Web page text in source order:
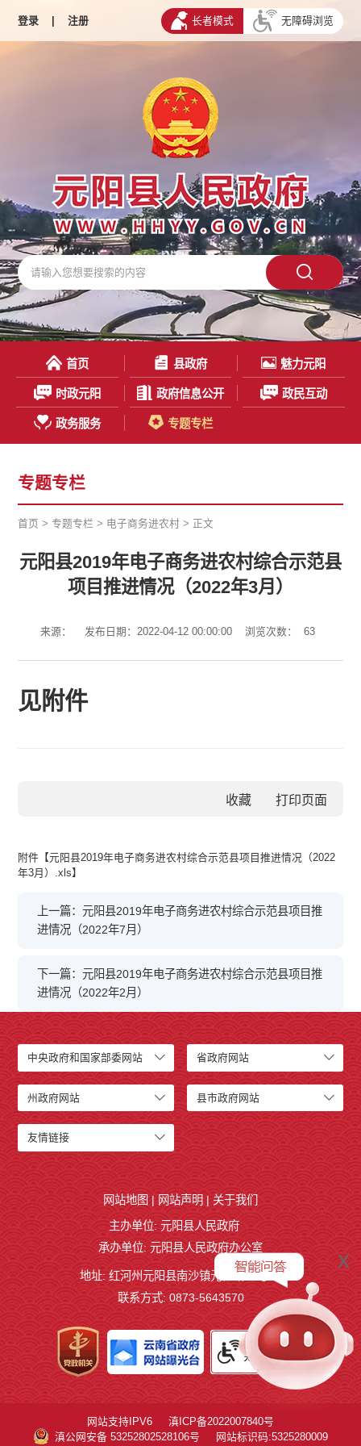
登录 | 注册 长者模式 无障碍浏览
首页 县政府 魅力元阳
时政元阳 政府信息公开 政民互动
政务服务 专题专栏
专题专栏
首页 >专题专栏 > 电子商务进农村 > 正文
元阳县2019年电子商务进农村综合示范县
项目推进情况（2022年3月）
来源： 发布日期：2022-04-12 00:00:00 浏览次数： 63
见附件
收藏
附件【元阳县2019年电子商务进农村综合示范县项目推进情况（2022
年3月）.xls】
上一篇：元阳县2019年电子商务进农村综合示范县项目推
进情况（2022年7月）
下一篇：元阳县2019年电子商务进农村综合示范县项目推
进情况（2022年2月）
中央政府和国家部委网站 省政府网站
州政府网站 县市政府网站
友情链接
x
网站地图 | 网站声明 | 关于我们
主办单位: 元阳县人民政府
承办单位: 元阳县人民政府办公室
地址: 红河州元阳县南沙镇元桂路12号
联系方式: 0873-5643570
网站支持IPV6
滇ICP备2022007840号
滇公网安备 53252802528106号
网站标识码:5325280009